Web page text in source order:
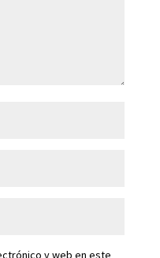
y web en este